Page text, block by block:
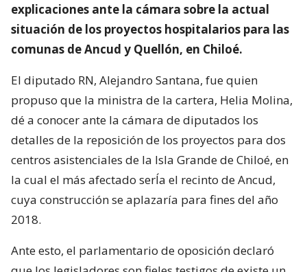
explicaciones ante la cámara sobre la actual
situación de los proyectos hospitalarios para las
comunas de Ancud y Quellón, en Chiloé.
El diputado RN, Alejandro Santana, fue quien
propuso que la ministra de la cartera, Helia Molina,
dé a conocer ante la cámara de diputados los
detalles de la reposición de los proyectos para dos
centros asistenciales de la Isla Grande de Chiloé, en
la cual el más afectado serÍa el recinto de Ancud,
cuya construcción se aplazaría para fines del año
2018.
Ante esto, el parlamentario de oposición declaró